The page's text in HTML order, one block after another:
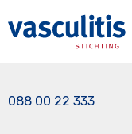
088 00 22 333